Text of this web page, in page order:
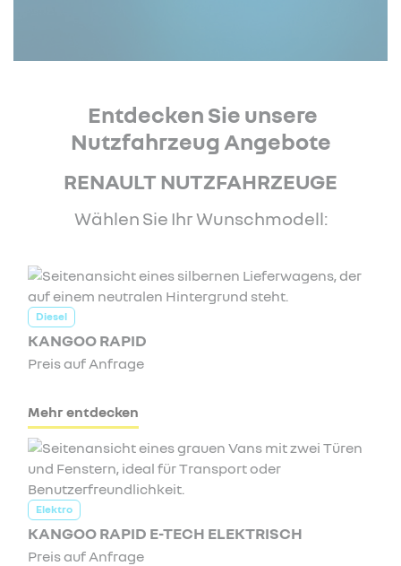
Entdecken Sie unsere
Nutzfahrzeug Angebote
RENAULT NUTZFAHRZEUGE
Wählen Sie Ihr Wunschmodell:
Diesel
KANGOO RAPID
Preis auf Anfrage
Mehr entdecken
Elektro
KANGOO RAPID E-TECH ELEKTRISCH
Preis auf Anfrage